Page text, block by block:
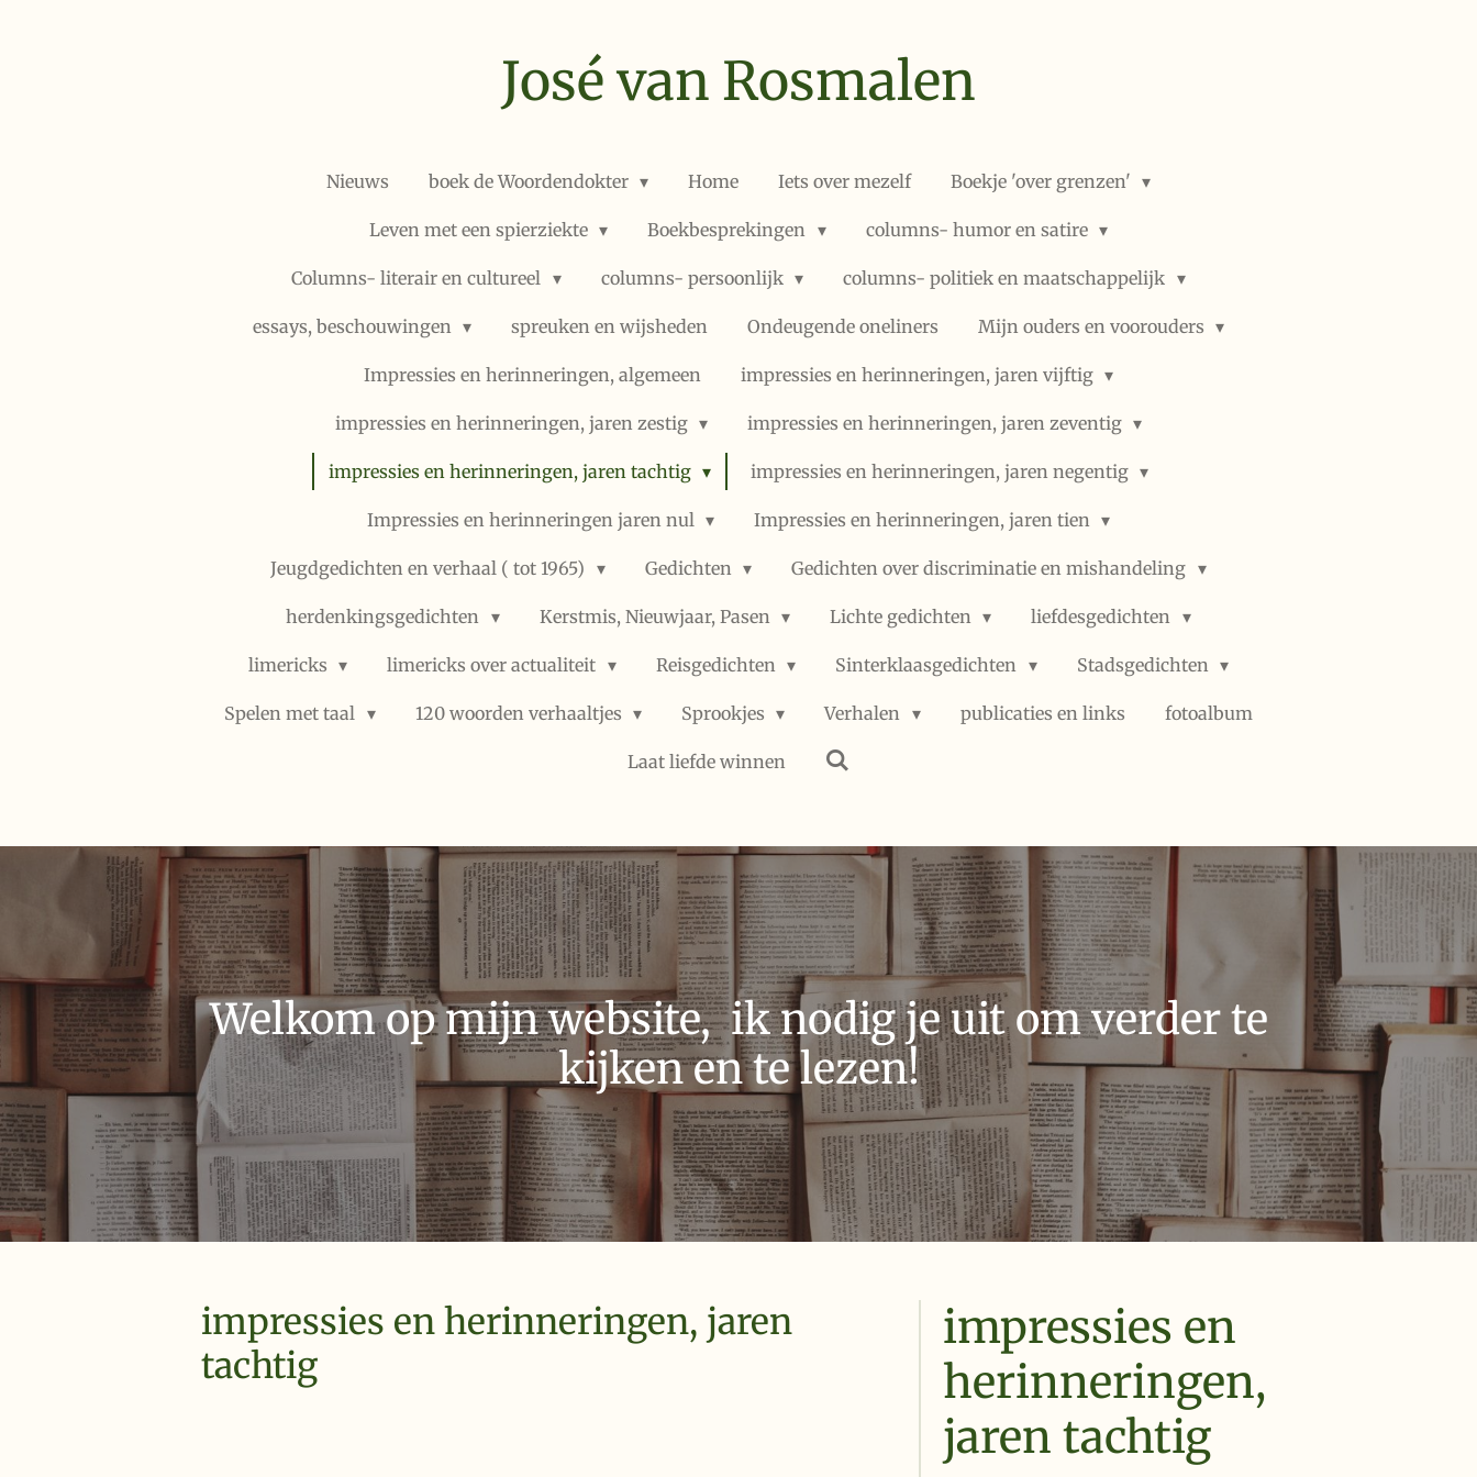
José van Rosmalen
Nieuws boek de Woordendokter Home Iets over mezelf Boekje 'over grenzen'
Leven met een spierziekte Boekbesprekingen columns- humor en satire
Columns- literair en cultureel columns- persoonlijk columns- politiek en maatschappelijk
essays, beschouwingen spreuken en wijsheden Ondeugende oneliners Mijn ouders en voorouders
Impressies en herinneringen, algemeen impressies en herinneringen, jaren vijftig
impressies en herinneringen, jaren zestig impressies en herinneringen, jaren zeventig
impressies en herinneringen, jaren tachtig impressies en herinneringen, jaren negentig
Impressies en herinneringen jaren nul Impressies en herinneringen, jaren tien
Jeugdgedichten en verhaal ( tot 1965) Gedichten Gedichten over discriminatie en mishandeling
herdenkingsgedichten Kerstmis, Nieuwjaar, Pasen Lichte gedichten liefdesgedichten
limericks limericks over actualiteit Reisgedichten Sinterklaasgedichten Stadsgedichten
Spelen met taal 120 woorden verhaaltjes Sprookjes Verhalen publicaties en links fotoalbum
Laat liefde winnen
Welkom op mijn website, ik nodig je uit om verder te
kijken en te lezen!
impressies en herinneringen, jaren
tachtig
impressies en
herinneringen,
jaren tachtig